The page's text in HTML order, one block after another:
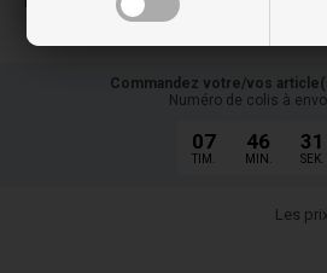
Commandez votre/vos
Numéro de colis à
07
TIM.
46
MIN.
30
SEK.
Les